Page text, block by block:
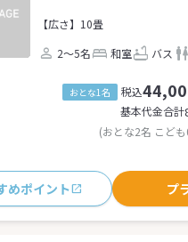
【広さ】10畳
2～5名
和室 バス
おとな1名 税込
基本代金合計
(おとな2名 こど
めポイント プ